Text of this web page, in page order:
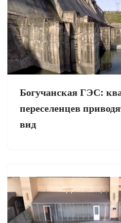
Богучанская ГЭС:
переселенцев
вид